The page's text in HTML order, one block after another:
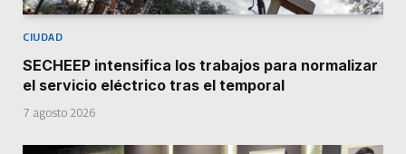
CIUDAD
SECHEEP intensifica los trabajos para normalizar
el servicio eléctrico tras el temporal
7 agosto 2026